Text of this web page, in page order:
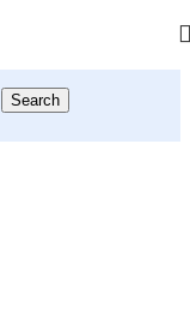
Search